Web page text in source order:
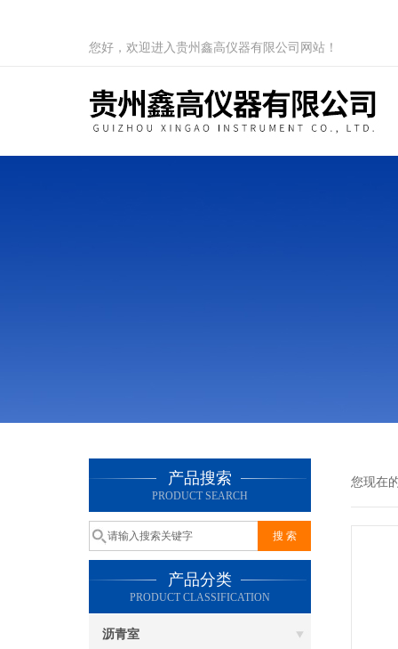
您好，欢迎进入贵州鑫高仪器有限公司网站！
产品搜索
PRODUCT SEARCH
产品分类
PRODUCT CLASSIFICATION
沥青室
您现在